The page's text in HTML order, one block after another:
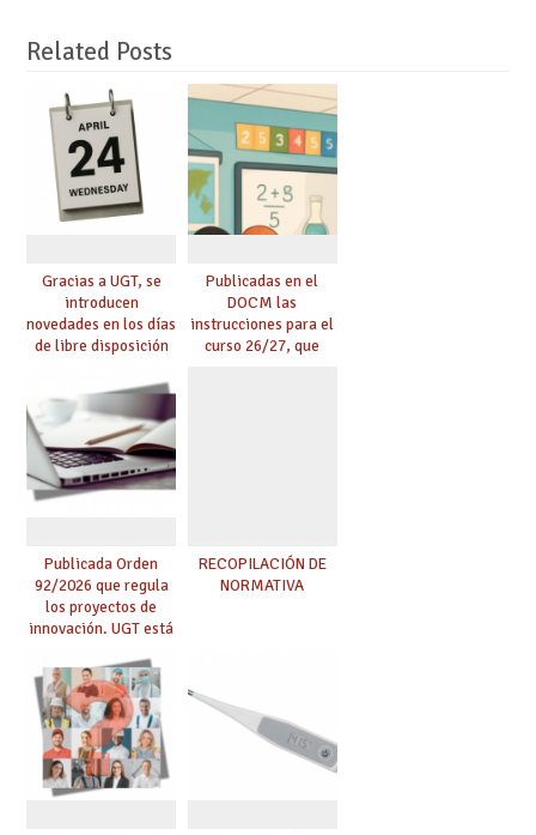
Related Posts
Gracias a UGT, se
introducen
novedades en los días
de libre disposición
Publicadas en el
DOCM las
instrucciones para el
curso 26/27, que
Publicada Orden
92/2026 que regula
los proyectos de
innovación. UGT está
Orden porque no
reconoce la labor del
profesorado.
RECOPILACIÓN DE
NORMATIVA